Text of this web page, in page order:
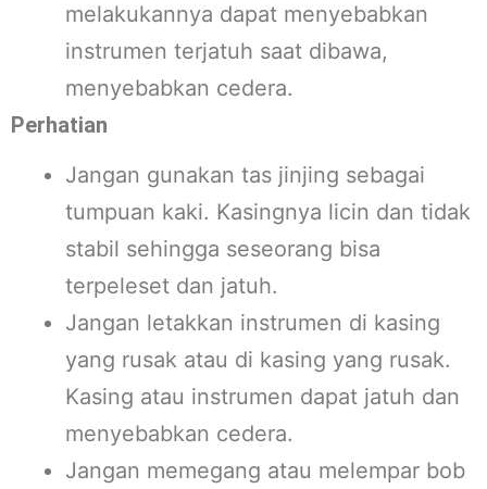
melakukannya dapat menyebabkan
instrumen terjatuh saat dibawa,
menyebabkan cedera.
Perhatian
Jangan gunakan tas jinjing sebagai
tumpuan kaki. Kasingnya licin dan tidak
stabil sehingga seseorang bisa
terpeleset dan jatuh.
Jangan letakkan instrumen di kasing
yang rusak atau di kasing yang rusak.
Kasing atau instrumen dapat jatuh dan
menyebabkan cedera.
Jangan memegang atau melempar bob